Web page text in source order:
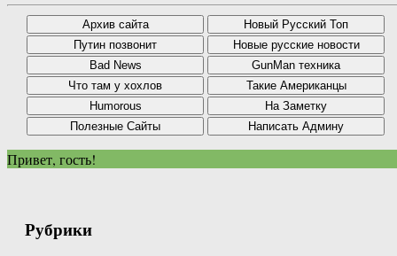
Привет, гость!
Рубрики